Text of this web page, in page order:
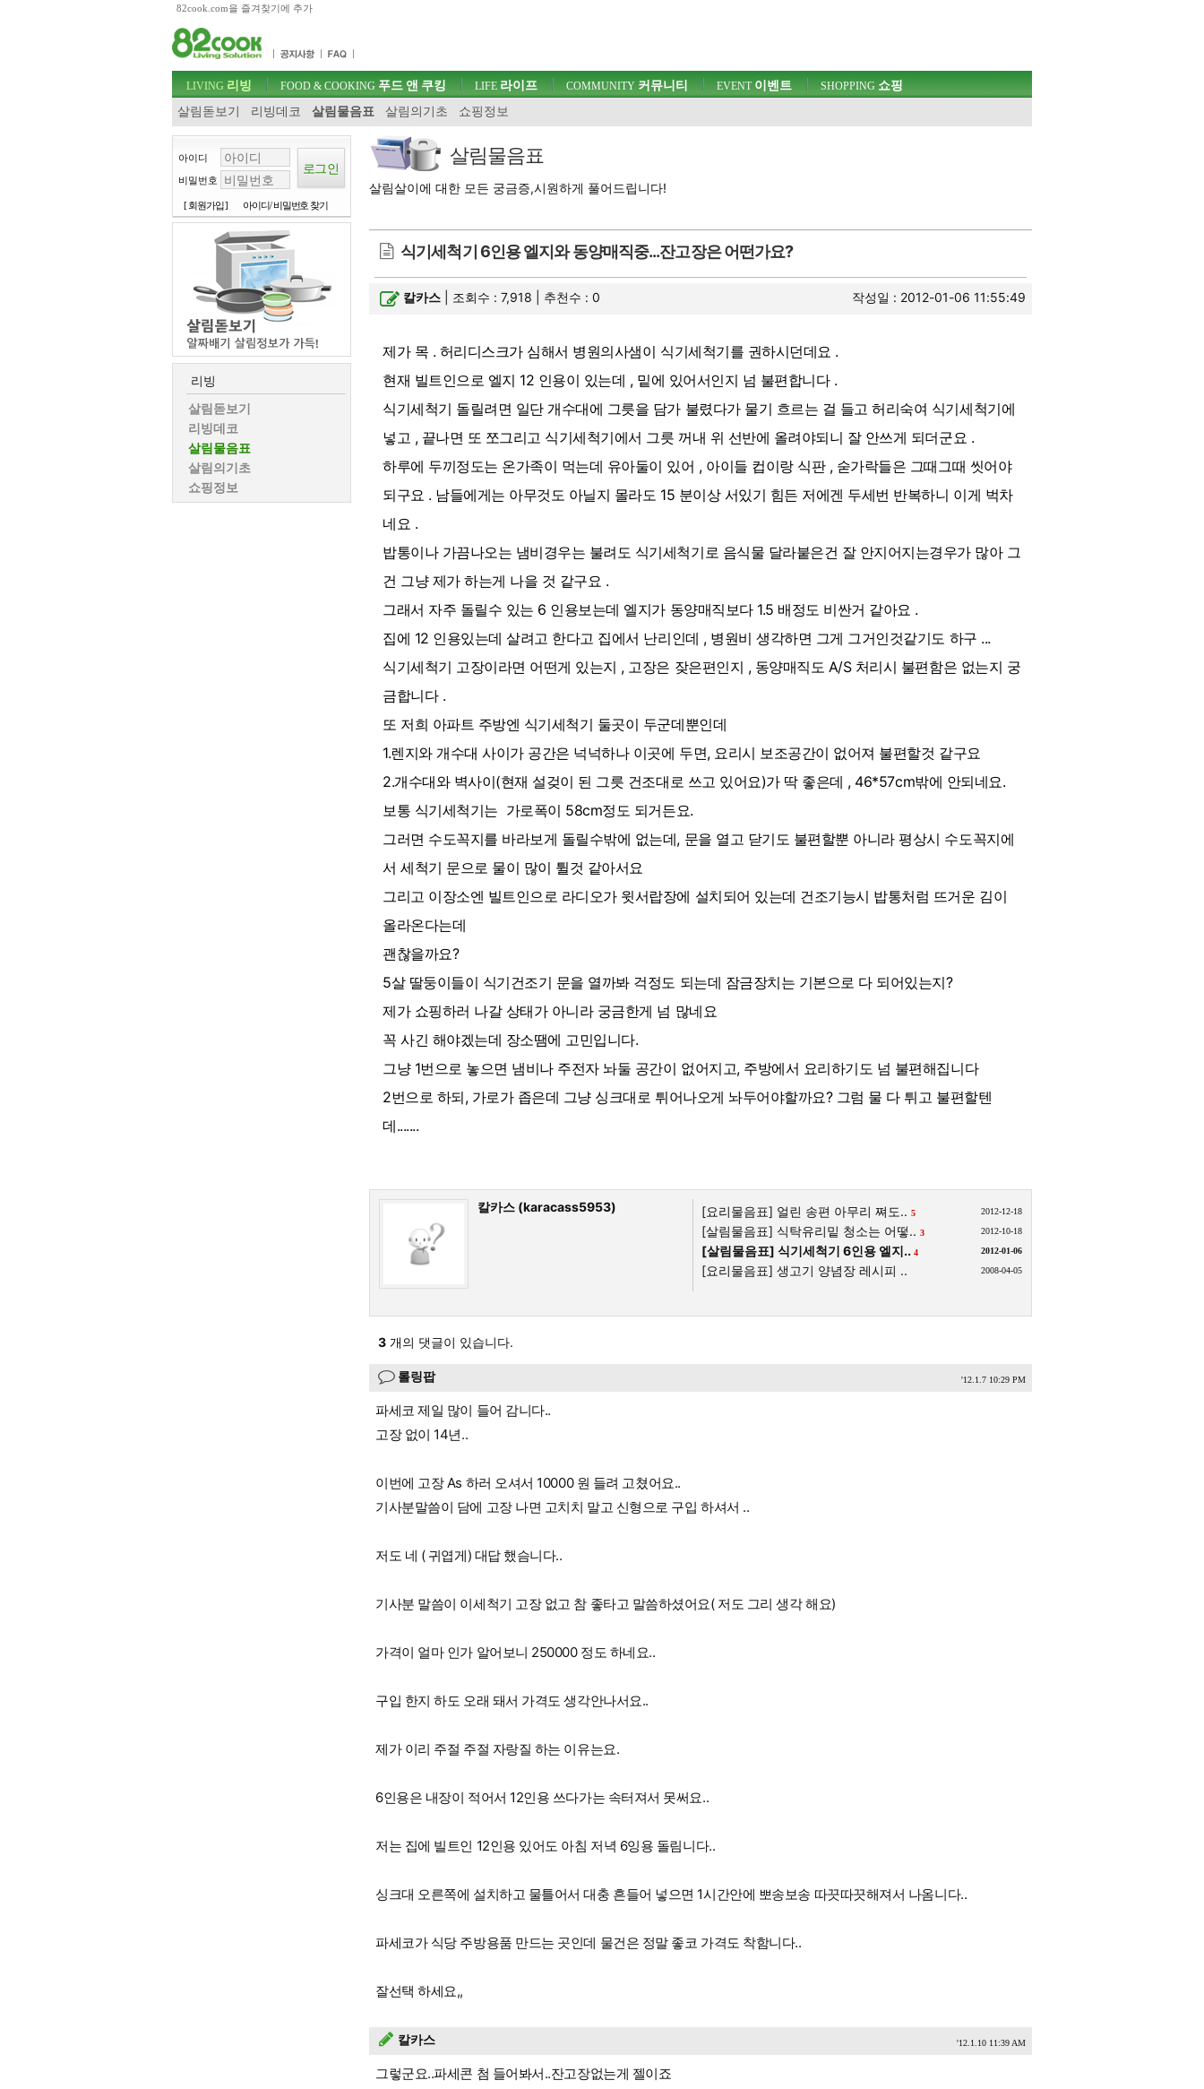
82cook.com을 즐겨찾기에 추가
주메뉴 바로가기
컨텐츠 바로가기
검색 바로가기
로그인 바로가기
주메뉴
LIVING 리빙
살림돋보기
리빙데코 살림물음표 살림의기초 쇼핑정보
FOOD & COOKING 푸드 앤 쿠킹 LIFE 라이프 COMMUNITY 커뮤니티 EVENT이벤트 SHOPPING 쇼핑
아이디
비밀번호
[ 회원가입 ] 아이디/ 비밀번호 찾기
리빙
살림돋보기
리빙데코
살림물음표
살림의기초
쇼핑정보
살림물음표
살림살이에 대한 모든 궁금증,시원하게 풀어드립니다!
식기세척기 6인용 엘지와 동양매직중...잔고장은 어떤가요?
칼카스 | 조회수 : 7,918 | 추천수 :0 작성일 : 2012-01-06 11:55:49
제가 목 . 허리디스크가 심해서 병원의사샘이 식기세척기를 권하시던데요 .
현재 빌트인으로 엘지 12 인용이 있는데 , 밑에 있어서인지 넘 불편합니다 .
식기세척기 돌릴려면 일단 개수대에 그릇을 담가 불렸다가 물기 흐르는 걸 들고 허리숙여 식기세척기에
넣고 , 끝나면 또 쪼그리고 식기세척기에서 그릇 꺼내 위 선반에 올려야되니 잘 안쓰게 되더군요 .
하루에 두끼정도는 온가족이 먹는데 유아둘이 있어 , 아이들 컵이랑 식판 , 숟가락들은 그때그때 씻어야
되구요 . 남들에게는 아무것도 아닐지 몰라도 15 분이상 서있기 힘든 저에겐 두세번 반복하니 이게 벅차
네요 .
밥통이나 가끔나오는 냄비경우는 불려도 식기세척기로 음식물 달라붙은건 잘 안지어지는경우가 많아 그
건 그냥 제가 하는게 나을 것 같구요 .
그래서 자주 돌릴수 있는 6 인용보는데 엘지가 동양매직보다 1.5 배정도 비싼거 같아요 .
집에 12 인용있는데 살려고 한다고 집에서 난리인데 , 병원비 생각하면 그게 그거인것같기도 하구 ...
식기세척기 고장이라면 어떤게 있는지 , 고장은 잦은편인지 , 동양매직도 A/S 처리시 불편함은 없는지 궁
금합니다 .
또 저희 아파트 주방엔 식기세척기 둘곳이 두군데뿐인데
1.렌지와 개수대 사이가 공간은 넉넉하나 이곳에 두면, 요리시 보조공간이 없어져 불편할것 같구요
2.개수대와 벽사이(현재 설겆이 된 그릇 건조대로 쓰고 있어요)가 딱 좋은데 , 46*57cm밖에 안되네요.
보통 식기세척기는 가로폭이 58cm정도 되거든요.
그러면 수도꼭지를 바라보게 돌릴수밖에 없는데, 문을 열고 닫기도 불편할뿐 아니라 평상시 수도꼭지에
서 세척기 문으로 물이 많이 튈것 같아서요
그리고 이장소엔 빌트인으로 라디오가 윗서랍장에 설치되어 있는데 건조기능시 밥통처럼 뜨거운 김이
올라온다는데
괜찮을까요?
5살 딸둥이들이 식기건조기 문을 열까봐 걱정도 되는데 잠금장치는 기본으로 다 되어있는지?
제가 쇼핑하러 나갈 상태가 아니라 궁금한게 넘 많네요
꼭 사긴 해야겠는데 장소땜에 고민입니다.
그냥 1번으로 놓으면 냄비나 주전자 놔둘 공간이 없어지고, 주방에서 요리하기도 넘 불편해집니다
2번으로 하되, 가로가 좁은데 그냥 싱크대로 튀어나오게 놔두어야할까요? 그럼 물 다 튀고 불편할텐
데.......
칼카스 (karacass5953) [요리물음표] 얼린 송편 아무리 쪄도.. 5 2012-12-18
[살림물음표] 식탁유리밑 청소는 어떻.. 3 2012-10-18
[살림물음표] 식기세척기 6인용 엘지.. 4 2012-01-06
[요리물음표] 생고기 양념장 레시피 .. 2008-04-05
3 개의 댓글이 있습니다.
롤링팝 '12.1.7 10:29 PM
파세코 제일 많이 들어 감니다..
고장 없이 14년..
이번에 고장 As 하러 오셔서 10000 원 들려 고쳤어요..
기사분말씀이 담에 고장 나면 고치치 말고 신형으로 구입 하셔서 ..
저도 네 ( 귀엽게) 대답 했슴니다..
기사분 말씀이 이세척기 고장 없고 참 좋타고 말씀하셨어요( 저도 그리 생각 해요)
가격이 얼마 인가 알어보니 250000 정도 하네요..
구입 한지 하도 오래 돼서 가격도 생각안나서요..
제가 이리 주절 주절 자랑질 하는 이유는요.
6인용은 내장이 적어서 12인용 쓰다가는 속터져서 못써요..
저는 집에 빌트인 12인용 있어도 아침 저녁 6잉용 돌림니다..
싱크대 오른쪽에 설치하고 물틀어서 대충 흔들어 넣으면 1시간안에 뽀송보송 따끗따끗해져서 나옴니다..
파세코가 식당 주방용품 만드는 곳인데 물건은 정말 좋코 가격도 착함니다..
잘선택 하세요,,
칼카스 '12.1.10 11:39 AM
그렇군요..파세콘 첨 들어봐서..잔고장없는게 젤이죠